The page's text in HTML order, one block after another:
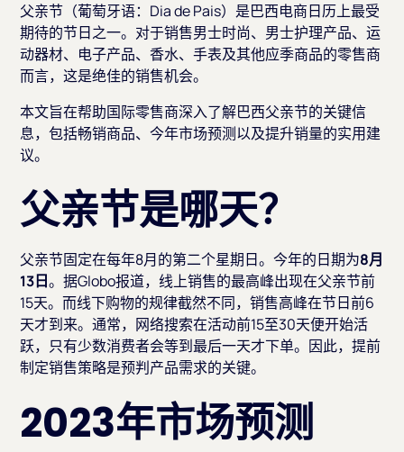
父亲节（葡萄牙语： Dia de Pais）是巴西电商日历上最受
期待的节日之一。对于销售男士时尚、男士护理产品、运
动器材、电子产品、香水、手表及其他应季商品的零售商
而言，这是绝佳的销售机会。
本文旨在帮助国际零售商深入了解巴西父亲节的关键信
息，包括畅销商品、今年市场预测以及提升销量的实用建
议。
父亲节是哪天？
父亲节固定在每年8月的第二个星期日。今年的日期为8月
13日。据Globo报道，线上销售的最高峰出现在父亲节前
15天。而线下购物的规律截然不同，销售高峰在节日前6
天才到来。通常，网络搜索在活动前15至30天便开始活
跃，只有少数消费者会等到最后一天才下单。因此，提前
制定销售策略是预判产品需求的关键。
2023年市场预测